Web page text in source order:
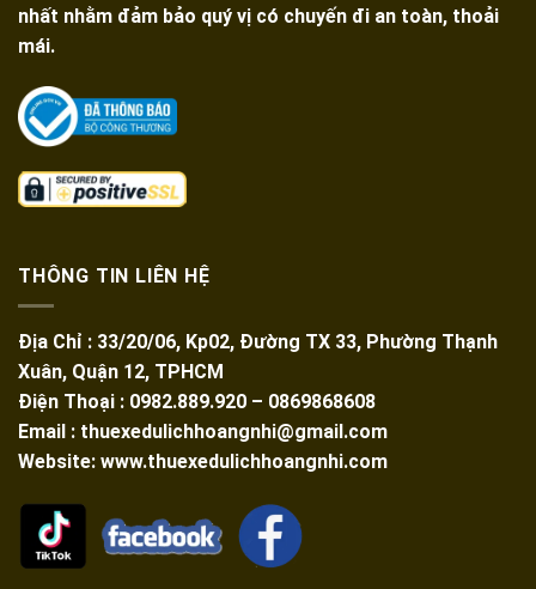
nhất nhằm đảm bảo quý vị có chuyến đi an toàn, thoải
mái.
THÔNG TIN LIÊN HỆ
Địa Chỉ : 33/20/06, Kp02, Đường TX 33, Phường Thạnh
Xuân, Quận 12, TPHCM
Điện Thoại : 0982.889.920 – 0869868608
Email : thuexedulichhoangnhi@gmail.com
Website: www.thuexedulichhoangnhi.com